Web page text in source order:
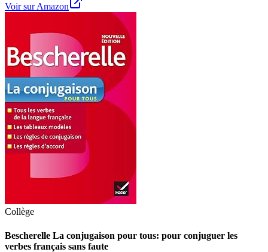
Voir sur Amazon
Collège
Bescherelle La conjugaison pour tous: pour conjuguer les
verbes français sans faute